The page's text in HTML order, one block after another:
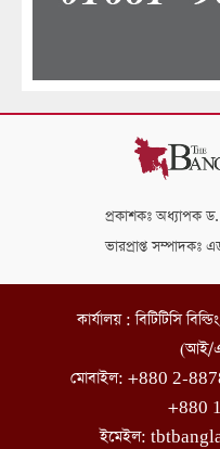
প্রকাশকঃ অধ্যাপক
ভারপ্রাপ্ত
কার্যালয় : বিটিটিসি
(আই/
মোবাইল: +880 2-
+880
ইমেইল: